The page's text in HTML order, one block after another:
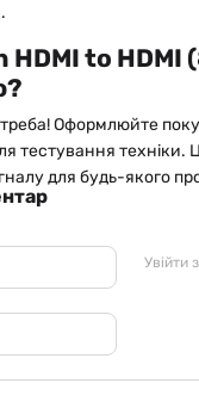
to HDMI
Оформлюйте
тестування
для будь-якого
Увійти